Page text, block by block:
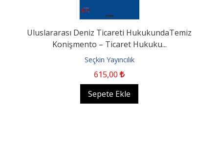
Uluslararası Deniz Ticareti HukukundaTemiz
Konişmento – Ticaret Hukuku...
Seçkin Yayıncılık
615,00
Sepete Ekle